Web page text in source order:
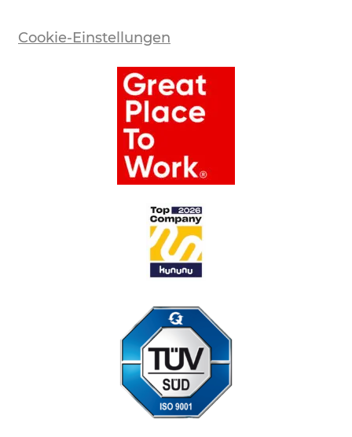
Cookie-Einstellungen